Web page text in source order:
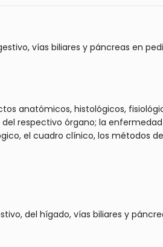
vías biliares y páncreas en
anatómicos, histológicos,
respectivo órgano; la
el cuadro clínico, los métodos de
del hígado, vías biliares y